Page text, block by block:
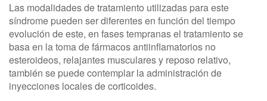
Las modalidades de tratamiento utilizadas para este
síndrome pueden ser diferentes en función del tiempo
evolución de este, en fases tempranas el tratamiento se
basa en la toma de fármacos antiinflamatorios no
esteroideos, relajantes musculares y reposo relativo,
también se puede contemplar la administración de
inyecciones locales de corticoides.